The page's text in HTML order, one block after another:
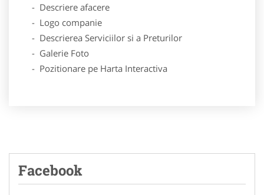
- Descriere afacere
- Logo companie
- Descrierea Serviciilor si a Preturilor
- Galerie Foto
- Pozitionare pe Harta Interactiva
Facebook